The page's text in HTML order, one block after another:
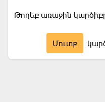
Թողեք առաջին
Մուտք